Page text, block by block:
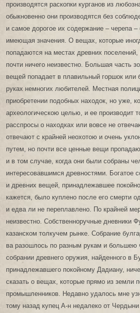
производятся раскопки курганов из
обыкновенно они производятся без
и самое дорогое их содержание – черепа
имеющая значения. О вещах, которые
попадаются на местах древних
почти ничего неизвестно. Большая часть
вещей попадает в плавильный горшок или
руках немногих любителей. Местная
приобретении подобных находок, но уже,
археологическою целью, и ее производит
расспросы о находках или вовсе не
отвечают с крайней неохотою и очень
путем, но почти все ценные вещи
и в том случае, когда они были собраны
интересовавшимся древностями. Богатое
и древних вещей, принадлежавшее
кажется, было куплено после его смерти
и едва ли не переплавлено. По крайней
неизвестно. Собственноручные дневники
казанском толкучем рынке. Собрание
ва разошлось по разным рукам и большею
собрании древнего оружия, найденного в
принадлежавшего покойному Дадиану,
сказать о вещах, которые прямо из земли
промышленников. Недавно удалось мне
тому назад купец А-н недалеко от